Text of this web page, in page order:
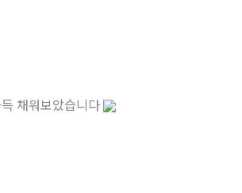
채워보았습니다